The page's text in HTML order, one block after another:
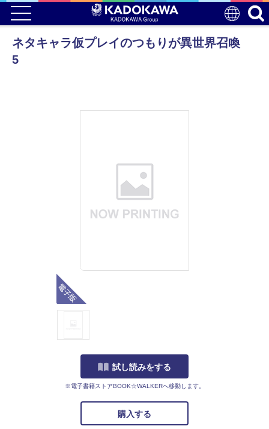
ネタキャラ仮プレイのつもりが異世界召喚
5
試し読みをする
※電子書籍ストアBOOK☆WALKERへ移動します。
購入する